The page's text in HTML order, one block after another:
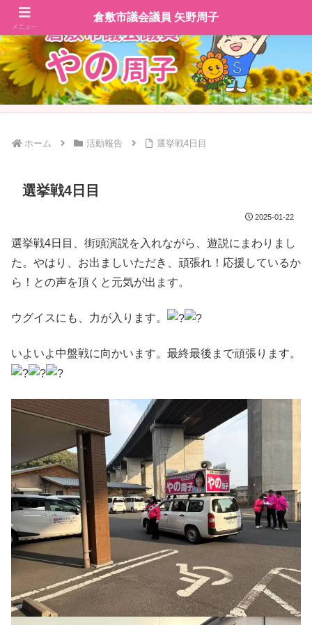
ホーム 活動報告 選挙戦4日目
選挙戦4日目
2025-01-22
選挙戦4日目、街頭演説を入れながら、遊説にまわりまし
た。やはり、お出ましいただき、頑張れ！応援しているか
ら！との声を頂くと元気が出ます。
ウグイスにも、力が入ります。
いよいよ中盤戦に向かいます。最終最後まで頑張ります。
メニュー
倉敷市議会議員 矢野周子